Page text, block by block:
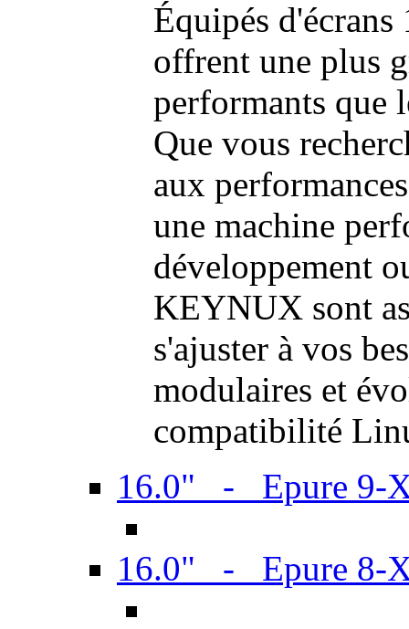
Équipés
offrent une plus
performants que
Que vous
aux
une machine
développement
KEYNUX sont
s'ajuster à vos
modulaires et
compatibilité
16.0" - Epure 9-
16.0" - Epure 8-